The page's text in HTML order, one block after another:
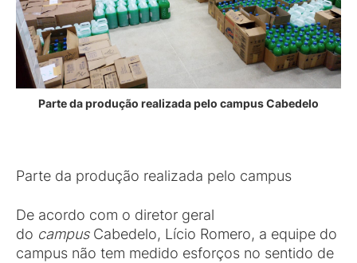
Parte da produção realizada pelo campus Cabedelo
Parte da produção realizada pelo campus
De acordo com o diretor geral
do campusCabedelo, Lício Romero, a equipe do
campus não tem medido esforços no sentido de